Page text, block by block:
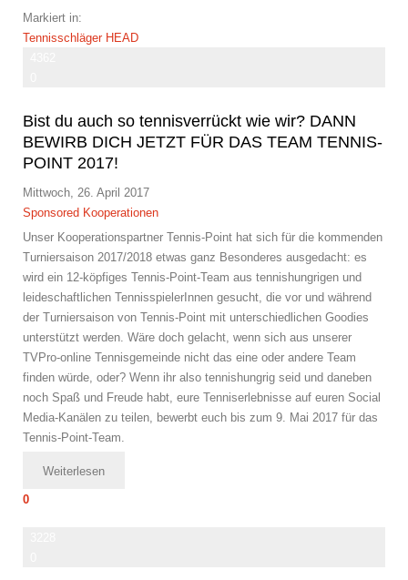
Markiert in:
Tennisschläger HEAD
Bist du auch so tennisverrückt wie wir? DANN
BEWIRB DICH JETZT FÜR DAS TEAM TENNIS-
POINT 2017!
Mittwoch, 26. April 2017
Sponsored Kooperationen
Unser Kooperationspartner Tennis-Point hat sich für die kommenden
Turniersaison 2017/2018 etwas ganz Besonderes ausgedacht: es
wird ein 12-köpfiges Tennis-Point-Team aus tennishungrigen und
leideschaftlichen TennisspielerInnen gesucht, die vor und während
der Turniersaison von Tennis-Point mit unterschiedlichen Goodies
unterstützt werden. Wäre doch gelacht, wenn sich aus unserer
TVPro-online Tennisgemeinde nicht das eine oder andere Team
finden würde, oder? Wenn ihr also tennishungrig seid und daneben
noch Spaß und Freude habt, eure Tenniserlebnisse auf euren Social
Media-Kanälen zu teilen, bewerbt euch bis zum 9. Mai 2017 für das
Tennis-Point-Team.
Weiterlesen
0